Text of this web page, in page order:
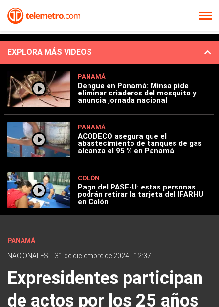
EXPLORA MÁS VIDEOS
PANAMÁ
Dengue en Panamá: Minsa pide
eliminar criaderos del mosquito y
anuncia jornada nacional
PANAMÁ
ACODECO asegura que el
abastecimiento de tanques de gas
alcanza el 95 % en Panamá
COLÓN
Pago del PASE-U: estas personas
podrán retirar la tarjeta del IFARHU
en Colón
PANAMÁ
NACIONALES - 31 de diciembre de 2024 - 12:37
Expresidentes participan
de actos por los 25 años